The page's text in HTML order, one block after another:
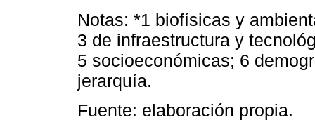
Notas: *1 biofísicas y
3 de infraestructura y
5 socioeconómicas; 6
jerarquía.
Fuente: elaboración propia.